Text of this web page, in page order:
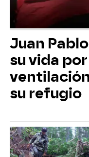
Juan
su vida
su refugio